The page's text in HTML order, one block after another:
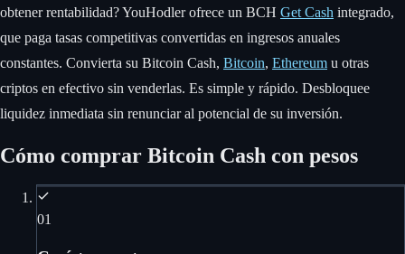
obtener rentabilidad? YouHodler ofrece un BCH Get Cash integrado,
que paga tasas competitivas convertidas en ingresos anuales
constantes. Convierta su Bitcoin Cash, Bitcoin, Ethereum u otras
criptos en efectivo sin venderlas. Es simple y rápido. Desbloquee
liquidez inmediata sin renunciar al potencial de su inversión.
Cómo comprar Bitcoin Cash con pesos
01